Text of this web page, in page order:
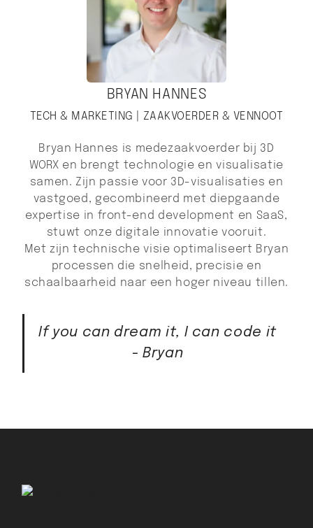
BRYAN HANNES
TECH & MARKETING | ZAAKVOERDER & VENNOOT
Bryan Hannes is medezaakvoerder bij 3D
WORX en brengt technologie en visualisatie
samen. Zijn passie voor 3D-visualisaties en
vastgoed, gecombineerd met diepgaande
expertise in front-end development en SaaS,
stuwt onze digitale innovatie vooruit.
Met zijn technische visie optimaliseert Bryan
processen die snelheid, precisie en
schaalbaarheid naar een hoger niveau tillen.
If you can dream it, I can code it
- Bryan